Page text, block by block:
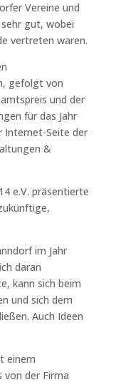
Vereine und
gut, wobei
vertreten waren.
gefolgt von
und der
für das Jahr
Internet-Seite der
&
e.V. präsentierte
im Jahr
daran
kann sich beim
und sich dem
Auch Ideen
einem
von der Firma